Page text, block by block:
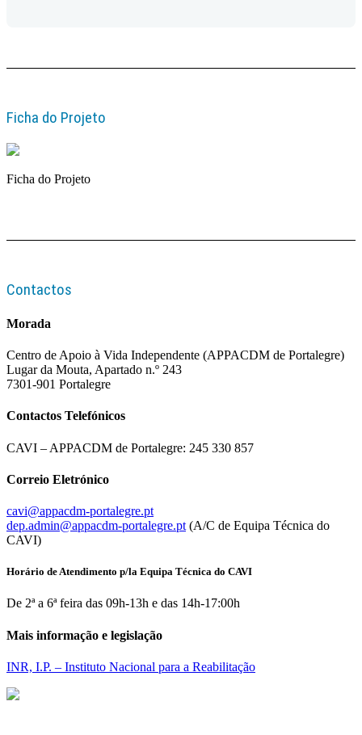
Ficha do Projeto
Ficha do Projeto
Contactos
Morada
Centro de Apoio à Vida Independente (APPACDM de Portalegre)
Lugar da Mouta, Apartado n.º 243
7301-901 Portalegre
Contactos Telefónicos
CAVI – APPACDM de Portalegre: 245 330 857
Correio Eletrónico
cavi@appacdm-portalegre.pt
dep.admin@appacdm-portalegre.pt (A/C de Equipa Técnica do
CAVI)
Horário de Atendimento p/la Equipa Técnica do CAVI
De 2ª a 6ª feira das 09h-13h e das 14h-17:00h
Mais informação e legislação
INR, I.P. – Instituto Nacional para a Reabilitação